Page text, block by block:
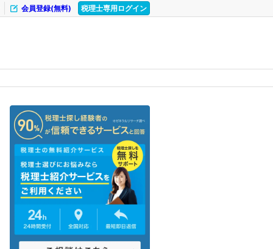
税理士専用ログイン
会員登録(無料)